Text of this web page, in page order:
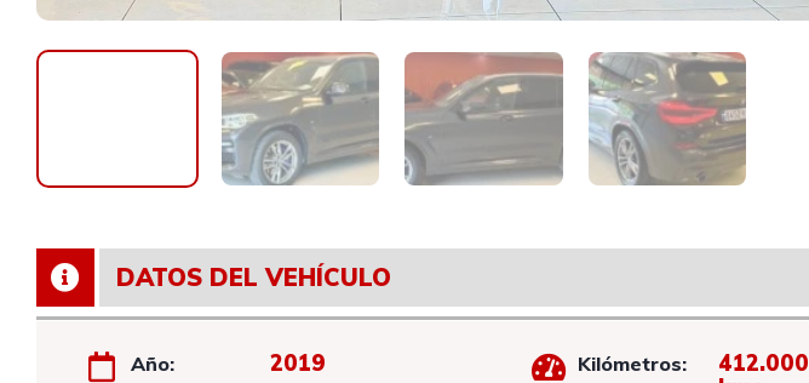
DATOS DEL VEHÍCULO
Año: 2019 Kilómetros:
412.000